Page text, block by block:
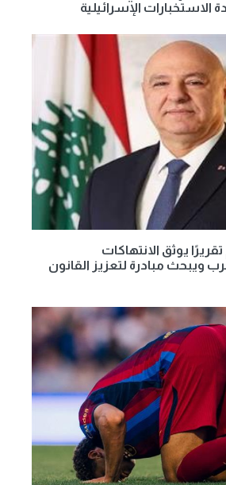
الاستخبارات الإسرائيلية
يوثق الانتهاكات
ويبحث مبادرة لتعزيز القانون